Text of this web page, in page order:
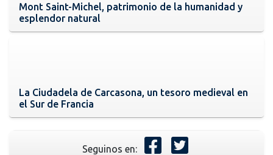
Mont Saint-Michel, patrimonio de la humanidad y
esplendor natural
La Ciudadela de Carcasona, un tesoro medieval en
el Sur de Francia
Seguinos en: